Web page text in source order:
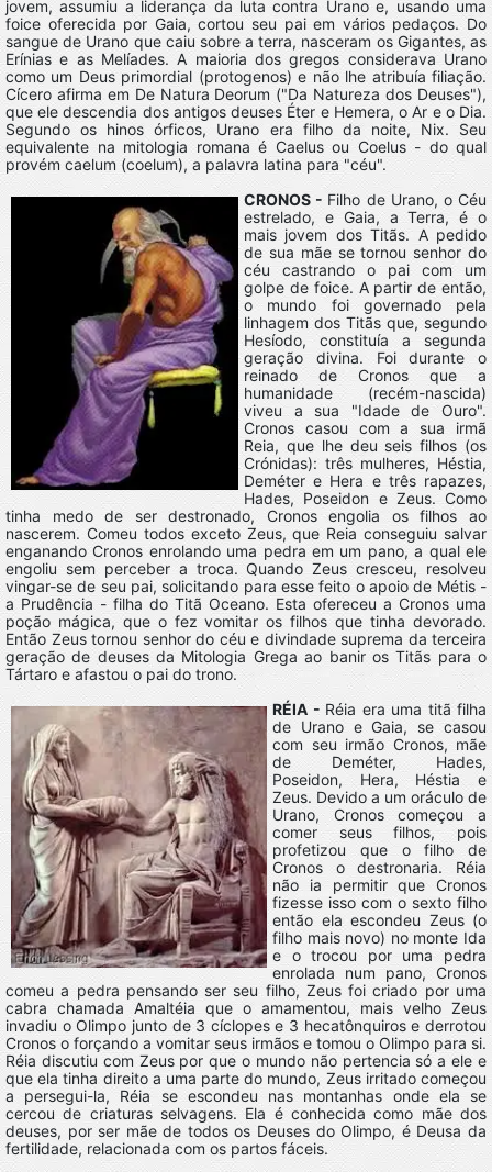
jovem, assumiu a liderança da luta contra Urano e, usando uma
foice oferecida por Gaia, cortou seu pai em vários pedaços. Do
sangue de Urano que caiu sobre a terra, nasceram os Gigantes, as
Erínias e as Melíades. A maioria dos gregos considerava Urano
como um Deus primordial (protogenos) e não lhe atribuía filiação.
Cícero afirma em De Natura Deorum ("Da Natureza dos Deuses"),
que ele descendia dos antigos deuses Éter e Hemera, o Ar e o Dia.
Segundo os hinos órficos, Urano era filho da noite, Nix. Seu
equivalente na mitologia romana é Caelus ou Coelus - do qual
provém caelum (coelum), a palavra latina para "céu".
CRONOS - Filho de Urano, o Céu
estrelado, e Gaia, a Terra, é o
mais jovem dos Titãs. A pedido
de sua mãe se tornou senhor do
céu castrando o pai com um
golpe de foice. A partir de então,
o mundo foi governado pela
linhagem dos Titãs que, segundo
Hesíodo, constituía a segunda
geração divina. Foi durante o
reinado de Cronos que a
humanidade (recém-nascida)
viveu a sua "Idade de Ouro".
Cronos casou com a sua irmã
Reia, que lhe deu seis filhos (os
Crónidas): três mulheres, Héstia,
Deméter e Hera e três rapazes,
Hades, Poseidon e Zeus. Como
tinha medo de ser destronado, Cronos engolia os filhos ao
nascerem. Comeu todos exceto Zeus, que Reia conseguiu salvar
enganando Cronos enrolando uma pedra em um pano, a qual ele
engoliu sem perceber a troca. Quando Zeus cresceu, resolveu
vingar-se de seu pai, solicitando para esse feito o apoio de Métis -
a Prudência - filha do Titã Oceano. Esta ofereceu a Cronos uma
poção mágica, que o fez vomitar os filhos que tinha devorado.
Então Zeus tornou senhor do céu e divindade suprema da terceira
geração de deuses da Mitologia Grega ao banir os Titãs para o
Tártaro e afastou o pai do trono.
RÉIA -Réia era uma titã filha
de Urano e Gaia, se casou
com seu irmão Cronos, mãe
de Deméter, Hades,
Poseidon, Hera, Héstia e
Zeus. Devido a um oráculo de
Urano, Cronos começou a
comer seus filhos, pois
profetizou que o filho de
Cronos o destronaria. Réia
não ia permitir que Cronos
fizesse isso com o sexto filho
então ela escondeu Zeus (o
filho mais novo) no monte Ida
e o trocou por uma pedra
enrolada num pano, Cronos
comeu a pedra pensando ser seu filho, Zeus foi criado por uma
cabra chamada Amaltéia que o amamentou, mais velho Zeus
invadiu o Olimpo junto de 3 cíclopes e 3 hecatônquiros e derrotou
Cronos o forçando a vomitar seus irmãos e tomou o Olimpo para si.
Réia discutiu com Zeus por que o mundo não pertencia só a ele e
que ela tinha direito a uma parte do mundo, Zeus irritado começou
a persegui-la, Réia se escondeu nas montanhas onde ela se
cercou de criaturas selvagens. Ela é conhecida como mãe dos
deuses, por ser mãe de todos os Deuses do Olimpo, é Deusa da
fertilidade, relacionada com os partos fáceis.